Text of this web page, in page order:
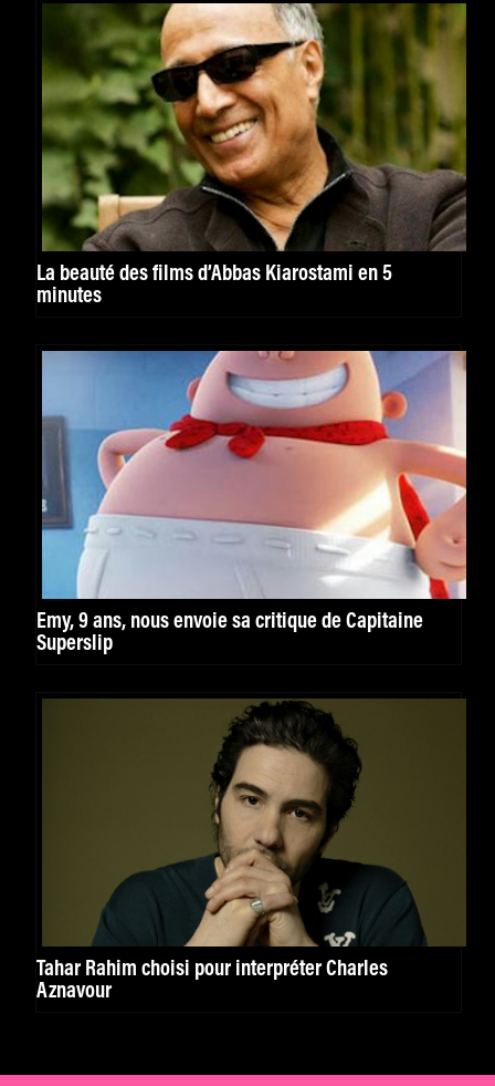
La beauté des films d’Abbas Kiarostami en 5
minutes
Emy, 9 ans, nous envoie sa critique de Capitaine
Superslip
Tahar Rahim choisi pour interpréter Charles
Aznavour